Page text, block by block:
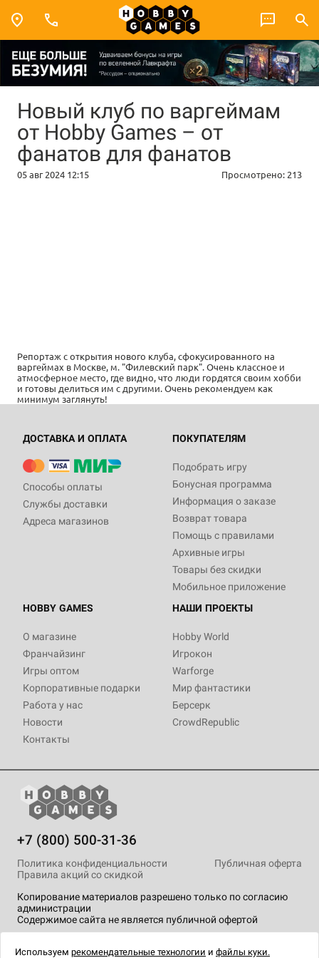
Новый клуб по варгеймам
от Hobby Games – от
фанатов для фанатов
05 авг 2024 12:15 Просмотрено: 213
Репортаж с открытия нового клуба, сфокусированного на
варгеймах в Москве, м. "Филевский парк". Очень классное и
атмосферное место, где видно, что люди гордятся своим хобби
и готовы делиться им с другими. Очень рекомендуем как
минимум заглянуть!
ДОСТАВКА И ОПЛАТА
Способы оплаты
Службы доставки
Адреса магазинов
ПОКУПАТЕЛЯМ
Подобрать игру
Бонусная программа
Информация о заказе
Возврат товара
Помощь с правилами
Архивные игры
Товары без скидки
Мобильное приложение
HOBBY GAMES
О магазине
Франчайзинг
Игры оптом
Корпоративные подарки
Работа у нас
Новости
Контакты
НАШИ ПРОЕКТЫ
Hobby World
Игрокон
Warforge
Мир фантастики
Берсерк
CrowdRepublic
+7 (800) 500-31-36
Копирование материалов разрешено только по согласию
администрации
Содержимое сайта не является публичной офертой
Политика конфиденциальности
Публичная оферта
Правила акций со скидкой
технологии.
Используем рекомендательные технологии и файлы куки.